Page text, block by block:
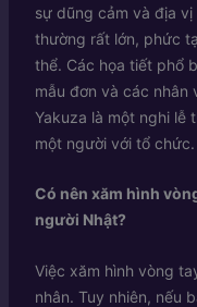
sự dũng cảm và địa vị
thường rất lớn, phức
thể. Các họa tiết phổ
mẫu đơn và các nhân
Yakuza là một nghi lễ
một người với tổ chức.
Có nên xăm hình
người Nhật?
Việc xăm hình vòng
nhân. Tuy nhiên, nếu